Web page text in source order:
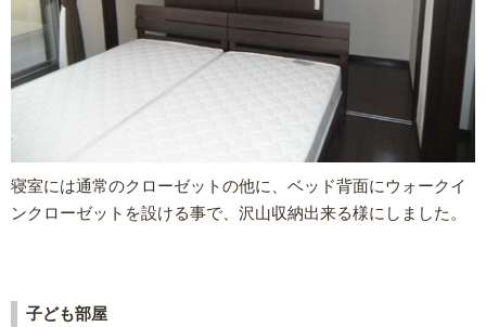
寝室には通常のクローゼットの他に、ベッド背面にウォークイ
ンクローゼットを設ける事で、沢山収納出来る様にしました。
子ども部屋